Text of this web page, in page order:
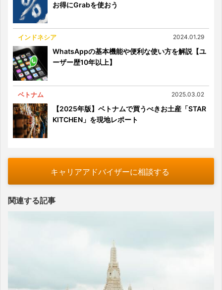
お得にGrabを使おう
インドネシア 2024.01.29
WhatsAppの基本機能や便利な使い方を解説【ユ
ーザー歴10年以上】
ベトナム 2025.03.02
【2025年版】ベトナムで買うべきお土産「STAR
KITCHEN」を現地レポート
キャリアアドバイザーに相談する
関連する記事